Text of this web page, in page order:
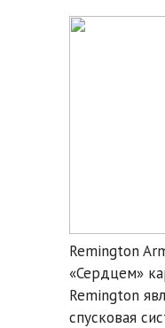
Remington
«Сердцем»
Remington
спусковая